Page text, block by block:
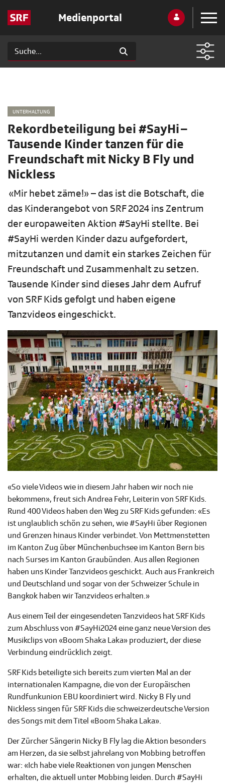
Medienportal
UNTERHALTUNG
Rekordbeteiligung bei #SayHi –
Tausende Kinder tanzen für die
Freundschaft mit Nicky B Fly und
Nickless
«Mir hebet zäme!» – das ist die Botschaft, die
das Kinderangebot von SRF 2024 ins Zentrum
der europaweiten Aktion #SayHi stellte. Bei
#SayHi werden Kinder dazu aufgefordert,
mitzutanzen und damit ein starkes Zeichen für
Freundschaft und Zusammenhalt zu setzen.
Tausende Kinder sind dieses Jahr dem Aufruf
von SRF Kids gefolgt und haben eigene
Tanzvideos eingeschickt.
«So viele Videos wie in diesem Jahr haben wir noch nie
bekommen», freut sich Andrea Fehr, Leiterin von SRF Kids.
Rund 400 Videos haben den Weg zu SRF Kids gefunden: «Es
ist unglaublich schön zu sehen, wie #SayHi über Regionen
und Grenzen hinaus Kinder verbindet. Von Mettmenstetten
im Kanton Zug über Münchenbuchsee im Kanton Bern bis
nach Surses im Kanton Graubünden. Aus allen Regionen
haben uns Kinder Tanzvideos geschickt. Auch aus Frankreich
und Deutschland und sogar von der Schweizer Schule in
Bangkok haben wir Tanzvideos erhalten.»
Aus einem Teil der eingesendeten Tanzvideos hat SRF Kids
zum Abschluss von #SayHi2024 eine ganz neue Version des
Musikclips von «Boom Shaka Laka» produziert, der diese
Verbindung eindrücklich zeigt.
SRF Kids beteiligte sich bereits zum vierten Mal an der
internationalen Kampagne, die von der Europäischen
Rundfunkunion EBU koordiniert wird. Nicky B Fly und
Nickless singen für SRF Kids die schweizerdeutsche Version
des Songs mit dem Titel «Boom Shaka Laka».
Der Zürcher Sängerin Nicky B Fly lag die Aktion besonders
am Herzen, da sie selbst jahrelang von Mobbing betroffen
war: «Ich habe viele Reaktionen von jungen Menschen
erhalten, die aktuell unter Mobbing leiden. Durch #SayHi